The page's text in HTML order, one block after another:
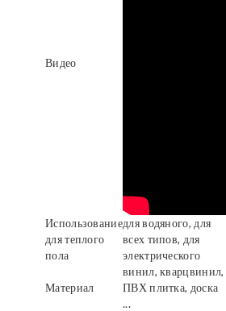
Видео
Использование
для теплого
пола
для водяного, для
всех типов, для
электрического
Материал
винил, кварцвинил,
ПВХ плитка, доска
...